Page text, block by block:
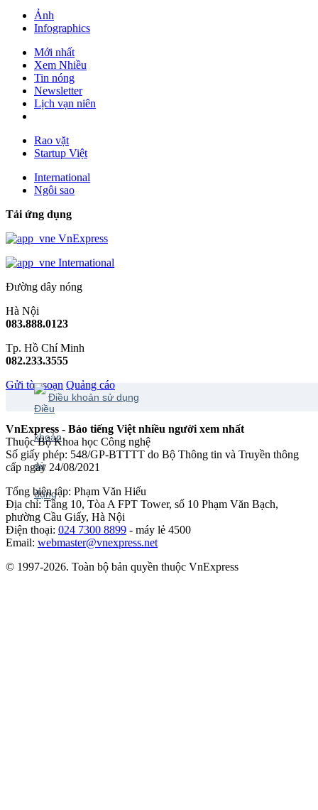
Ảnh
Infographics
Mới nhất
Xem Nhiều
Tin nóng
Newsletter
Lịch vạn niên
Rao vặt
Startup Việt
International
Ngôi sao
Tải ứng dụng
VnExpress
International
Đường dây nóng
Hà Nội
083.888.0123
Tp. Hồ Chí Minh
082.233.3555
Gửi tòa soạn Quảng cáo
Điều khoản sử dụng
VnExpress - Báo tiếng Việt nhiều người xem nhất
Thuộc Bộ Khoa học Công nghệ
Số giấy phép: 548/GP-BTTTT do Bộ Thông tin và Truyền thông
cấp ngày 24/08/2021
Tổng biên tập: Phạm Văn Hiếu
Địa chỉ: Tầng 10, Tòa A FPT Tower, số 10 Phạm Văn Bạch,
phường Cầu Giấy, Hà Nội
Điện thoại: 024 7300 8899 - máy lẻ 4500
Email: webmaster@vnexpress.net
© 1997-2026. Toàn bộ bản quyền thuộc VnExpress